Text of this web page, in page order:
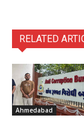
RELATED
Ahmedabad